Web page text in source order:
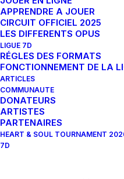
APPRENDRE A JOUER
CIRCUIT OFFICIEL 2025
LES DIFFERENTS OPUS
LIGUE 7D
RÉGLES DES FORMATS
FONCTIONNEMENT DE LA
ARTICLES
COMMUNAUTE
DONATEURS
ARTISTES
PARTENAIRES
HEART & SOUL TOURNAMENT
7D
InTous,Vidéos •
Azem,
Fantasy et